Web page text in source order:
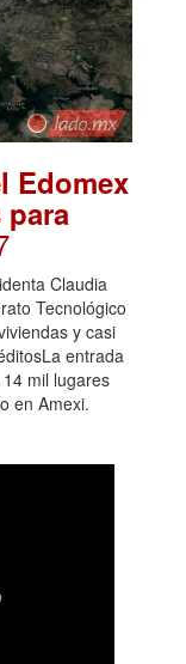
Edomex
Claudia
Tecnológico
y casi
entrada
mil lugares
en Amexi.